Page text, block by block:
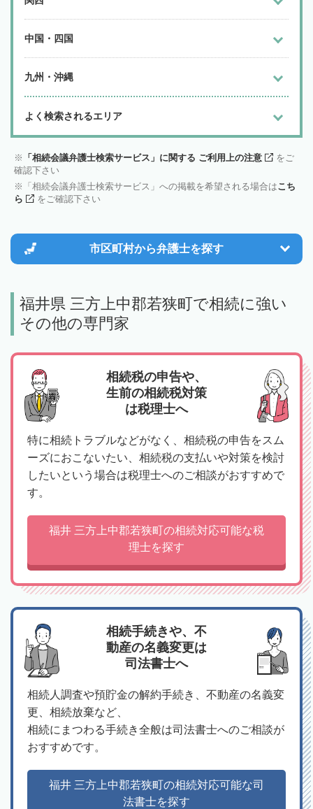
中国・四国
九州・沖縄
よく検索されるエリア
「相続会議弁護士検索サービス」に関する ご利用上の注意
をご
確認下さい
「相続会議弁護士検索サービス」への掲載を希望される場合はこち
ら
をご確認下さい
市区町村から弁護士を探す
福井県 三方上中郡若狭町で相続に強い
その他の専門家
相続税の申告や、
生前の相続税対策
は税理士へ
特に相続トラブルなどがなく、相続税の申告をスム
ーズにおこないたい、相続税の支払いや対策を検討
したいという場合は税理士へのご相談がおすすめで
す。
福井 三方上中郡若狭町の相続対応可能な税
理士を探す
相続手続きや、不
動産の名義変更は
司法書士へ
相続人調査や預貯金の解約手続き、不動産の名義変
更、相続放棄など、
相続にまつわる手続き全般は司法書士へのご相談が
おすすめです。
福井 三方上中郡若狭町の相続対応可能な司
法書士を探す